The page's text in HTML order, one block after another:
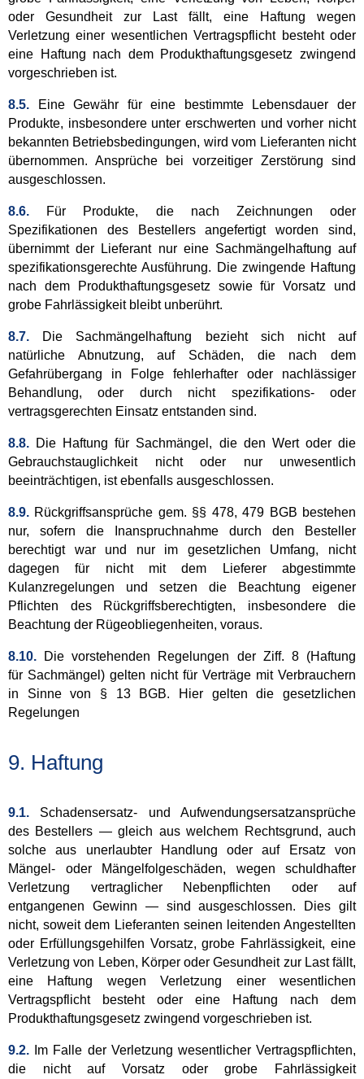
oder Gesundheit zur Last fällt, eine Haftung wegen
Verletzung einer wesentlichen Vertragspflicht besteht oder
eine Haftung nach dem Produkthaftungsgesetz zwingend
vorgeschrieben ist.
8.5.
Eine Gewähr für eine bestimmte Lebensdauer der
Produkte, insbesondere unter erschwerten und vorher nicht
bekannten Betriebsbedingungen, wird vom Lieferanten nicht
übernommen. Ansprüche bei vorzeitiger Zerstörung sind
ausgeschlossen.
8.6.
Für Produkte, die nach Zeichnungen oder
Spezifikationen des Bestellers angefertigt worden sind,
übernimmt der Lieferant nur eine Sachmängelhaftung auf
spezifikationsgerechte Ausführung. Die zwingende Haftung
nach dem Produkthaftungsgesetz sowie für Vorsatz und
grobe Fahrlässigkeit bleibt unberührt.
8.7.
Die Sachmängelhaftung bezieht sich nicht auf
natürliche Abnutzung, auf Schäden, die nach dem
Gefahrübergang in Folge fehlerhafter oder nachlässiger
Behandlung, oder durch nicht spezifikations- oder
vertragsgerechten Einsatz entstanden sind.
8.8. Die Haftung für Sachmängel, die den Wert oder die
Gebrauchstauglichkeit nicht oder nur unwesentlich
beeinträchtigen, ist ebenfalls ausgeschlossen.
8.9. Rückgriffsansprüche gem. §§ 478, 479 BGB bestehen
nur, sofern die Inanspruchnahme durch den Besteller
berechtigt war und nur im gesetzlichen Umfang, nicht
dagegen für nicht mit dem Lieferer abgestimmte
Kulanzregelungen und setzen die Beachtung eigener
Pflichten des Rückgriffsberechtigten, insbesondere die
Beachtung der Rügeobliegenheiten, voraus.
8.10.
Die vorstehenden Regelungen der Ziff. 8 (Haftung
für Sachmängel) gelten nicht für Verträge mit Verbrauchern
in Sinne von § 13 BGB. Hier gelten die gesetzlichen
Regelungen
9. Haftung
9.1. Schadensersatz- und Aufwendungsersatzansprüche
des Bestellers — gleich aus welchem Rechtsgrund, auch
solche aus unerlaubter Handlung oder auf Ersatz von
Mängel- oder Mängelfolgeschäden, wegen schuldhafter
Verletzung vertraglicher Nebenpflichten oder auf
entgangenen Gewinn — sind ausgeschlossen. Dies gilt
nicht, soweit dem Lieferanten seinen leitenden Angestellten
oder Erfüllungsgehilfen Vorsatz, grobe Fahrlässigkeit, eine
Verletzung von Leben, Körper oder Gesundheit zur Last fällt,
eine Haftung wegen Verletzung einer wesentlichen
Vertragspflicht besteht oder eine Haftung nach dem
Produkthaftungsgesetz zwingend vorgeschrieben ist.
9.2.
Im Falle der Verletzung wesentlicher Vertragspflichten,
die nicht auf Vorsatz oder grobe Fahrlässigkeit